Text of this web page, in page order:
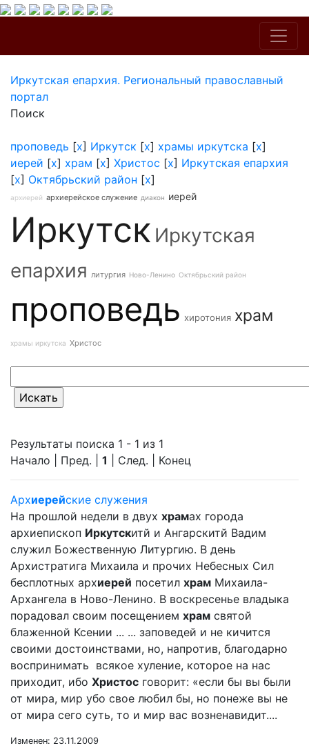
Иркутская епархия. Региональный православный
портал
Поиск
проповедь [x] Иркутск [x] храмы иркутска [x]
иерей [x] храм [x] Христос [x] Иркутская епархия
[x] Октябрьский район [x]
архиерей архиерейское служение диакон иерей
Иркутск Иркутская
епархия литургия Ново-Ленино Октябрьский район
проповедь хиротония храм
храмы иркутска Христос
Результаты поиска 1 - 1 из 1
Начало | Пред. | 1 | След. | Конец
Архиерейские служения
На прошлой недели в двух храмах города
архиепископ Иркутскитй и Ангарскитй Вадим
служил Божественную Литургию. В день
Архистратига Михаила и прочих Небесных Сил
бесплотных архиерей посетил храм Михаила-
Архангела в Ново-Ленино. В воскресенье владыка
порадовал своим посещением храм святой
блаженной Ксении ... ... заповедей и не кичится
своими достоинствами, но, напротив, благодарно
воспринимать всякое хуление, которое на нас
приходит, ибо Христос говорит: «если бы вы были
от мира, мир убо свое любил бы, но понеже вы не
от мира сего суть, то и мир вас возненавидит....
Изменен: 23.11.2009